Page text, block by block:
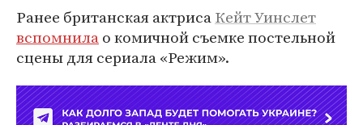
Ранее британская актрисаКейт Уинслет
вспомнилао комичной съемке постельной
сцены для сериала «Режим».